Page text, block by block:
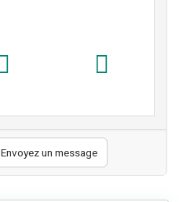
Envoyez un message